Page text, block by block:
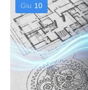
Giu 10